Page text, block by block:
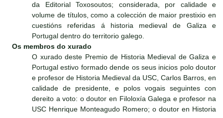
da Editorial Toxosoutos; considerada, por calidade e
volume de títulos, como a colección de maior prestixio en
cuestións referidas á historia medieval de Galiza e
Portugal dentro do territorio galego.
Os membros do xurado
O xurado deste Premio de Historia Medieval de Galiza e
Portugal estivo formado dende os seus inicios polo doutor
e profesor de Historia Medieval da USC, Carlos Barros, en
calidade de presidente, e polos vogais seguintes con
dereito a voto: o doutor en Filoloxía Galega e profesor na
USC Henrique Monteagudo Romero; o doutor en Historia